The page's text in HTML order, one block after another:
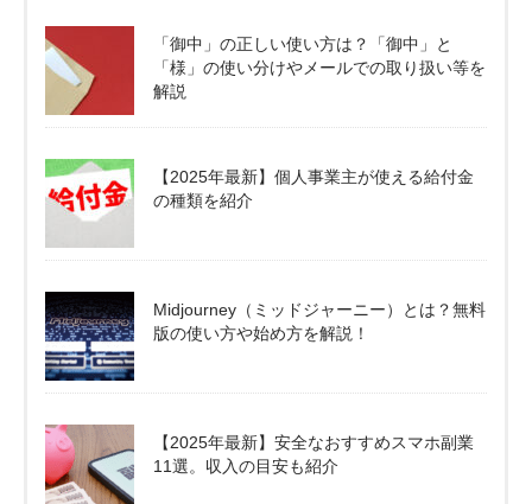
「御中」の正しい使い方は？「御中」と
「様」の使い分けやメールでの取り扱い等を
解説
【2025年最新】個人事業主が使える給付金
の種類を紹介
Midjourney（ミッドジャーニー）とは？無料
版の使い方や始め方を解説！
【2025年最新】安全なおすすめスマホ副業
11選。収入の目安も紹介